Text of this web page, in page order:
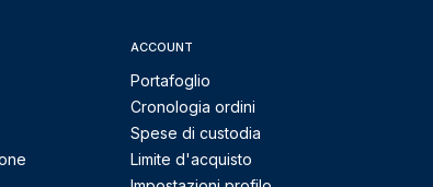
ACCOUNT
Portafoglio
Cronologia ordini
Spese di custodia
Limite d'acquisto